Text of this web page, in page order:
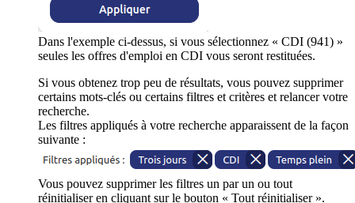
Dans l'exemple ci-dessus, si vous sélectionnez « CDI (941) »
seules les offres d'emploi en CDI vous seront restituées.
Si vous obtenez trop peu de résultats, vous pouvez supprimer
certains mots-clés ou certains filtres et critères et relancer votre
recherche.
Les filtres appliqués à votre recherche apparaissent de la façon
suivante :
Vous pouvez supprimer les filtres un par un ou tout
réinitialiser en cliquant sur le bouton « Tout réinitialiser ».